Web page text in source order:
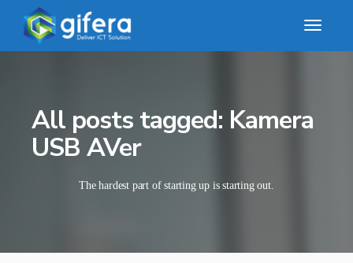
All posts tagged: Kamera
USB AVer
The hardest part of starting up is starting out.